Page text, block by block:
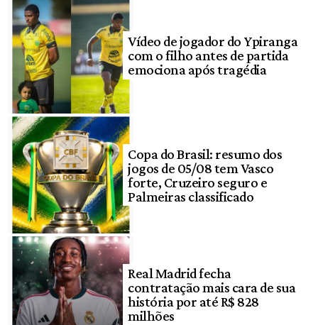
Vídeo de jogador do Ypiranga
com o filho antes de partida
emociona após tragédia
Copa do Brasil: resumo dos
jogos de 05/08 tem Vasco
forte, Cruzeiro seguro e
Palmeiras classificado
Real Madrid fecha
contratação mais cara de sua
história por até R$ 828
milhões